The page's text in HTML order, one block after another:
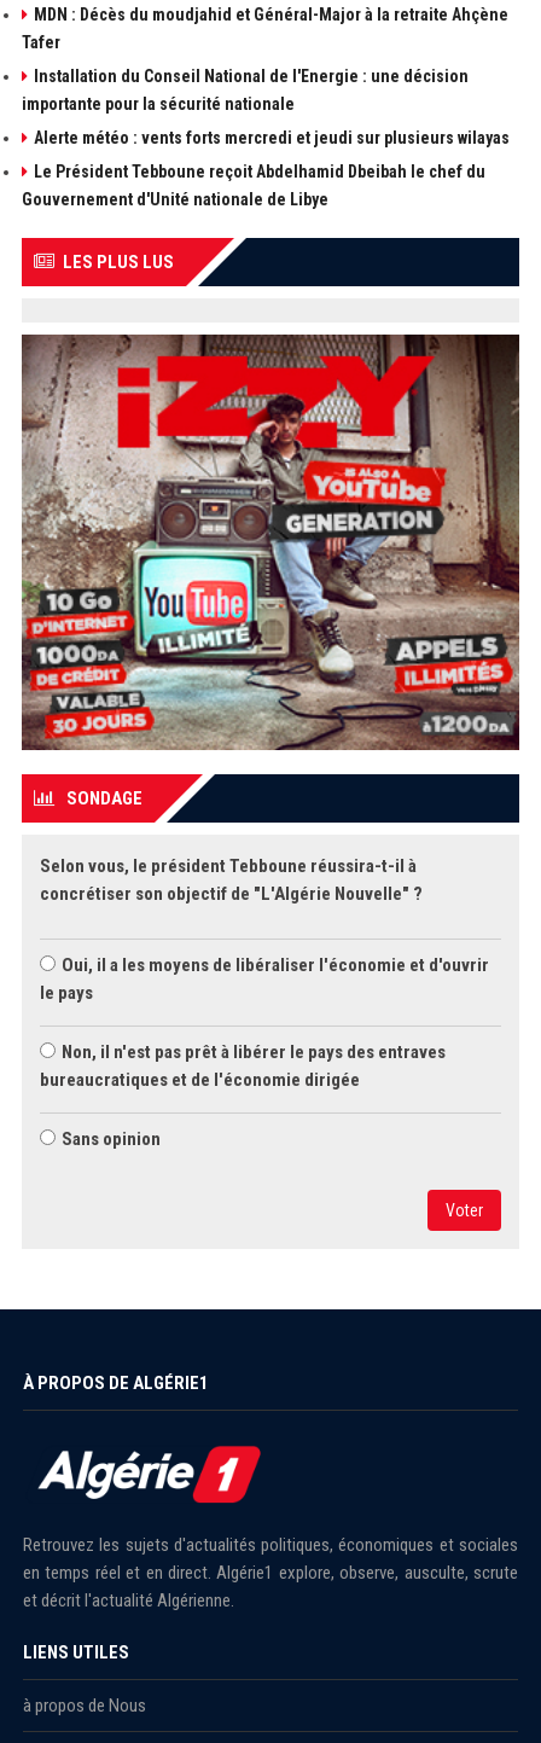
MDN : Décès du moudjahid et Général-Major à la retraite Ahçène
Tafer
Installation du Conseil National de l'Energie : une décision
importante pour la sécurité nationale
Alerte météo : vents forts mercredi et jeudi sur plusieurs wilayas
Le Président Tebboune reçoit Abdelhamid Dbeibah le chef du
Gouvernement d'Unité nationale de Libye
LES PLUS LUS
SONDAGE
Selon vous, le président Tebboune réussira-t-il à
concrétiser son objectif de "L'Algérie Nouvelle" ?
Oui, il a les moyens de libéraliser l'économie et d'ouvrir
le pays
Non, il n'est pas prêt à libérer le pays des entraves
bureaucratiques et de l'économie dirigée
Sans opinion
Voter
À PROPOS DE ALGÉRIE1
Retrouvez les sujets d'actualités politiques, économiques et sociales
en temps réel et en direct. Algérie1 explore, observe, ausculte, scrute
et décrit l'actualité Algérienne.
LIENS UTILES
à propos de Nous